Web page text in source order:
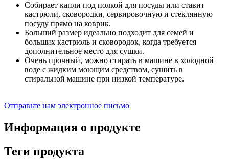
Собирает капли под полкой для посуды или ставит
кастрюли, сковородки, сервировочную и стеклянную
посуду прямо на коврик.
Больший размер идеально подходит для семей и
больших кастрюль и сковородок, когда требуется
дополнительное место для сушки.
Очень прочный, можно стирать в машине в холодной
воде с жидким моющим средством, сушить в
стиральной машине при низкой температуре.
Отправьте нам электронное письмо
Информация о продукте
Теги продукта